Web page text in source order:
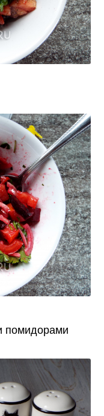
помидорами